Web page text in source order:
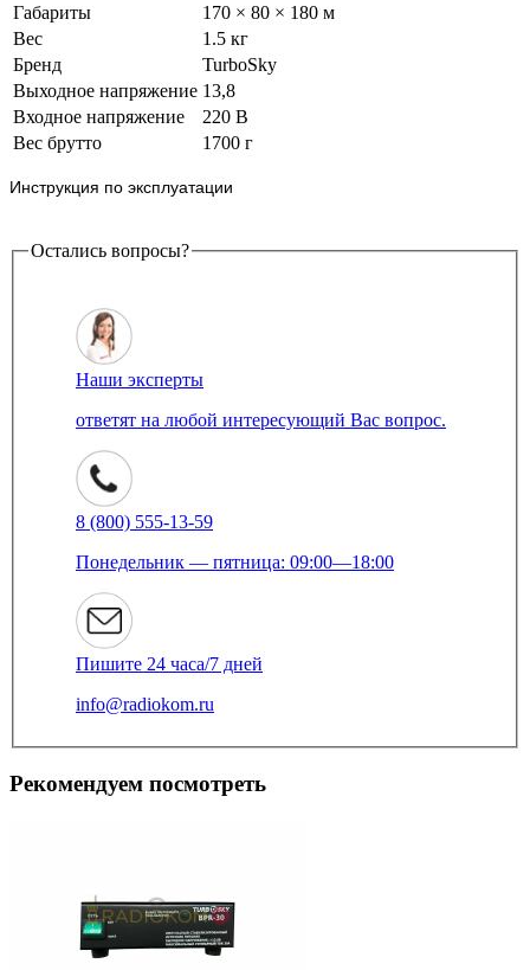
Габариты
170 × 80 × 180 м
Вес
1.5 кг
Бренд
TurboSky
Выходное напряжение 13,8
Входное напряжение
220 В
Вес брутто
1700 г
Инструкция по эксплуатации
Остались вопросы?
Наши эксперты
ответят на любой интересующий Вас вопрос.
8 (800) 555-13-59
Понедельник — пятница: 09:00—18:00
Пишите 24 часа/7 дней
info@radiokom.ru
Рекомендуем посмотреть